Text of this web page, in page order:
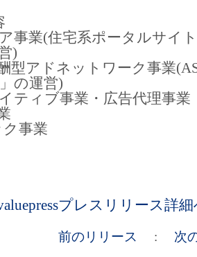
事業(住宅系ポータルサイ
)
型アドネットワーク事業
の運営)
エイティブ事
民泊
テック事業
プレスリリース詳
前のリリース : 次